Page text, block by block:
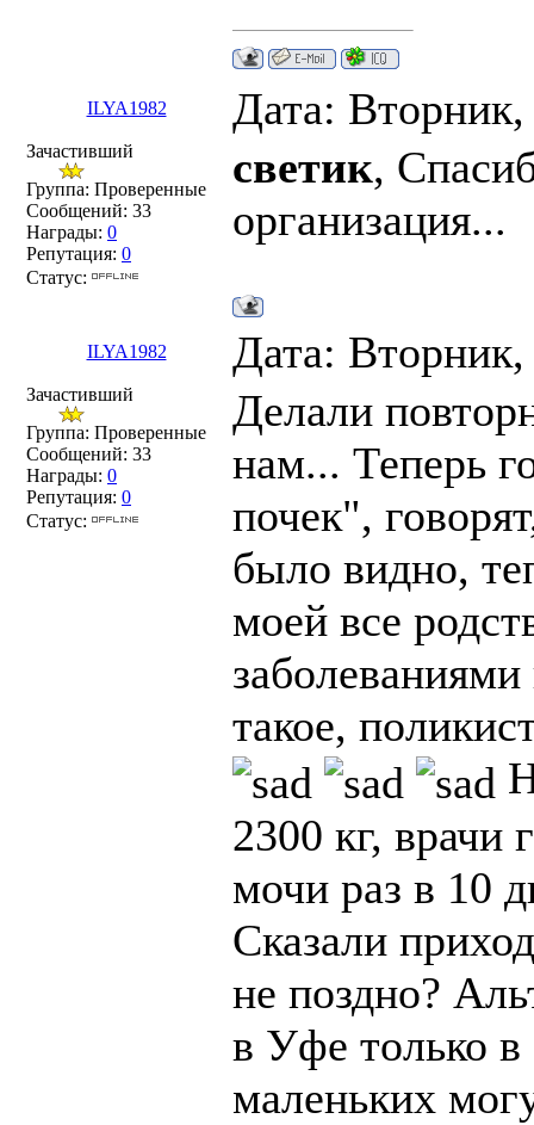
ILYA1982 Дата:
Зачастивший
Группа: Проверенные
Сообщений: 33
Награды: 0
Репутация: 0
Статус:
светик,
организация...
ILYA1982 Дата:
Зачастивший
Группа: Проверенные
Сообщений: 33
Награды: 0
Репутация: 0
Статус:
Делали
нам... Теперь
почек",
было видно,
моей все
такое,
2300 кг, врачи
мочи раз в 10
Сказали
не поздно?
в Уфе только в
маленьких